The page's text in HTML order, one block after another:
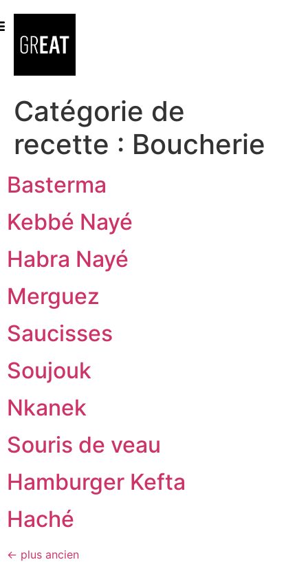
Catégorie de
recette : Boucherie
Basterma
Kebbé Nayé
Habra Nayé
Merguez
Saucisses
Soujouk
Nkanek
Souris de veau
Hamburger Kefta
Haché
← plus ancien